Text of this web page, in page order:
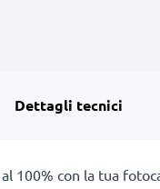
Dettagli tecnici
100% con la tua